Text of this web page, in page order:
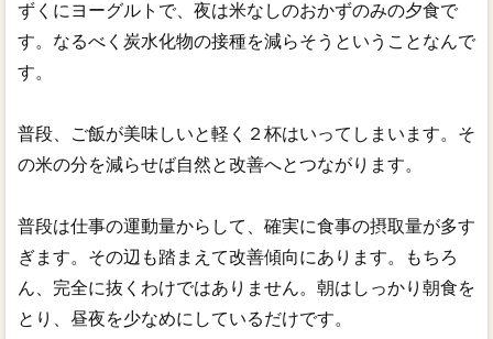
ずくにヨーグルトで、夜は米なしのおかずのみの夕食で
す。なるべく炭水化物の接種を減らそうということなんで
す。
普段、ご飯が美味しいと軽く２杯はいってしまいます。そ
の米の分を減らせば自然と改善へとつながります。
普段は仕事の運動量からして、確実に食事の摂取量が多す
ぎます。その辺も踏まえて改善傾向にあります。もちろ
ん、完全に抜くわけではありません。朝はしっかり朝食を
とり、昼夜を少なめにしているだけです。